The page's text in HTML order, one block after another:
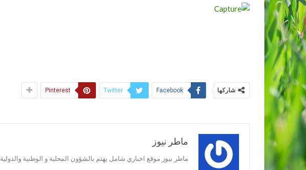
شاركها Facebook
Twitter
Pinterest
ماطر نيوز
ماطر نيوز موقع اخباري شامل يهتم بالشؤون المحلية و الوطنية والدولية